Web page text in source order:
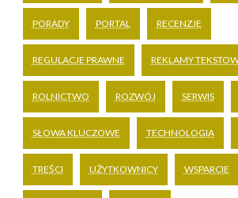
PORADY PORTAL RECENZJE
REGULACJE PRAWNE REKLAMY
ROLNICTWO ROZWÓJ SERWIS
SŁOWA KLUCZOWE TECHNOLOGIA
TREŚCI UŻYTKOWNICY WSPARCIE